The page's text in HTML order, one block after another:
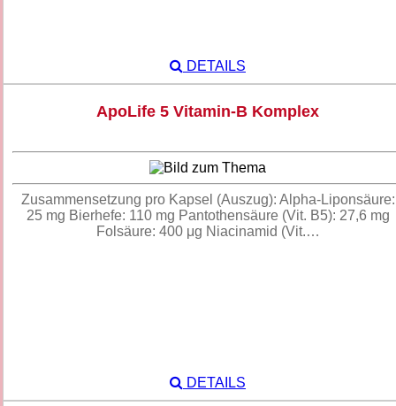
DETAILS
ApoLife 5 Vitamin-B Komplex
Zusammensetzung pro Kapsel (Auszug): Alpha-Liponsäure:
25 mg Bierhefe: 110 mg Pantothensäure (Vit. B5): 27,6 mg
Folsäure: 400 μg Niacinamid (Vit.…
DETAILS